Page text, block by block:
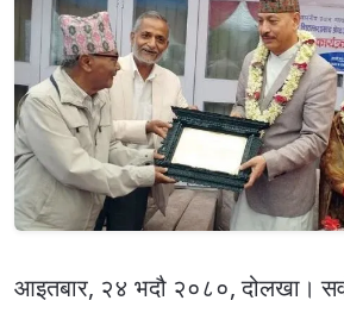
आइतबार, २४ भदौ २०८०, दोलखा।